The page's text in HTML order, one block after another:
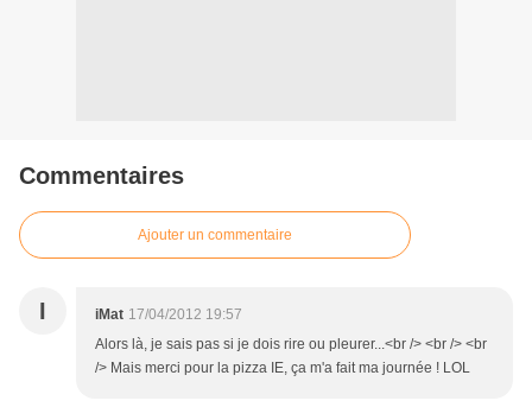
Commentaires
Ajouter un commentaire
I iMat 17/04/2012 19:57
Alors là, je sais pas si je dois rire ou pleurer...<br /> <br /> <br
/> Mais merci pour la pizza IE, ça m'a fait ma journée ! LOL